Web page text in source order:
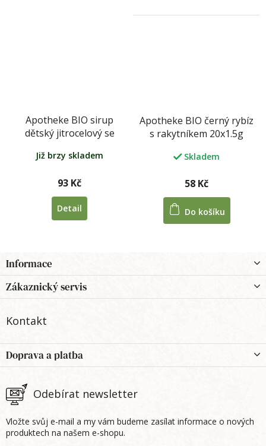
Apotheke BIO sirup
dětský jitrocelový se
Již brzy skladem
93 Kč
Detail
Apotheke BIO černý rybíz
s rakytníkem 20x1.5g
Skladem
58 Kč
Do košíku
á
p
a
Informace
Zákaznický servis
Kontakt
Odebírat newsletter
Vložte svůj e-mail a my vám budeme zasílat informace o nových
produktech na našem e-shopu.
Doprava a platba